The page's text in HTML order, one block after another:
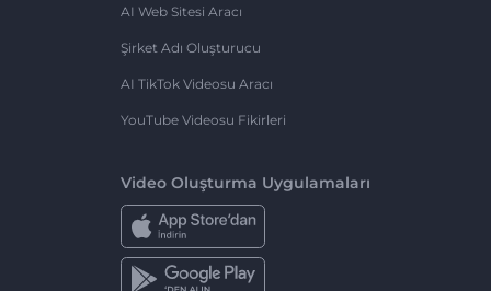
AI Web Sitesi Aracı
Şirket Adı Oluşturucu
AI TikTok Videosu Aracı
YouTube Videosu Fikirleri
Video Oluşturma Uygulamaları